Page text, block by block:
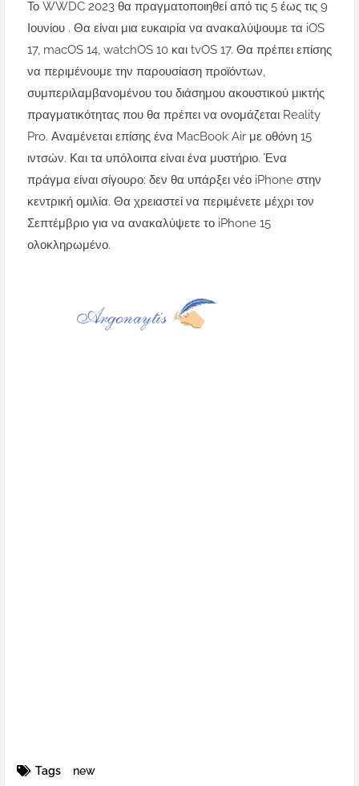
Το WWDC 2023 θα πραγματοποιηθεί από τις 5 έως τις 9
Ιουνίου . Θα είναι μια ευκαιρία να ανακαλύψουμε τα iOS
17, macOS 14, watchOS 10 και tvOS 17. Θα πρέπει επίσης
να περιμένουμε την παρουσίαση προϊόντων,
συμπεριλαμβανομένου του διάσημου ακουστικού μικτής
πραγματικότητας που θα πρέπει να ονομάζεται Reality
Pro. Αναμένεται επίσης ένα MacBook Air με οθόνη 15
ιντσών. Και τα υπόλοιπα είναι ένα μυστήριο. Ένα
πράγμα είναι σίγουρο: δεν θα υπάρξει νέο iPhone στην
κεντρική ομιλία. Θα χρειαστεί να περιμένετε μέχρι τον
Σεπτέμβριο για να ανακαλύψετε το iPhone 15
ολοκληρωμένο.
Tags new